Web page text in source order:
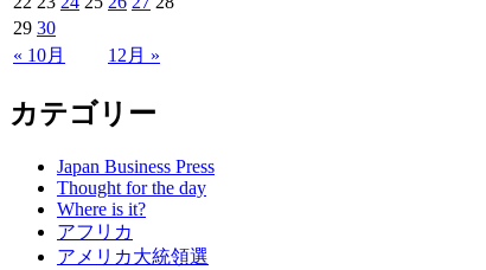
« 10月 12月 »
29 30
カテゴリー
Japan Business Press
Thought for the day
Where is it?
アフリカ
アメリカ大統領選